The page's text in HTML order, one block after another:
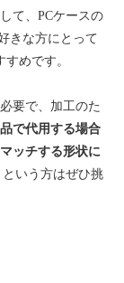
て、PCケースの
きな方にとって
すめです。
要で、加工のた
で代用する場合
ッチする形状に
いう方はぜひ挑